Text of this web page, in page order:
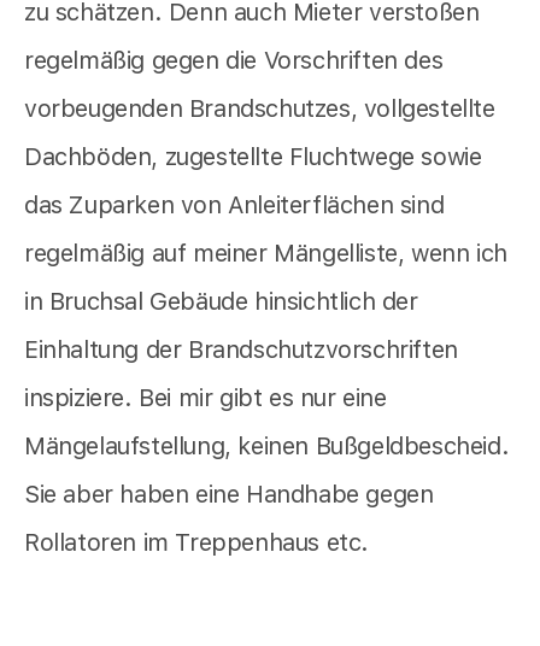
zu schätzen. Denn auch Mieter verstoßen
regelmäßig gegen die Vorschriften des
vorbeugenden Brandschutzes, vollgestellte
Dachböden, zugestellte Fluchtwege sowie
das Zuparken von Anleiterflächen sind
regelmäßig auf meiner Mängelliste, wenn ich
in Bruchsal Gebäude hinsichtlich der
Einhaltung der Brandschutzvorschriften
inspiziere. Bei mir gibt es nur eine
Mängelaufstellung, keinen Bußgeldbescheid.
Sie aber haben eine Handhabe gegen
Rollatoren im Treppenhaus etc.